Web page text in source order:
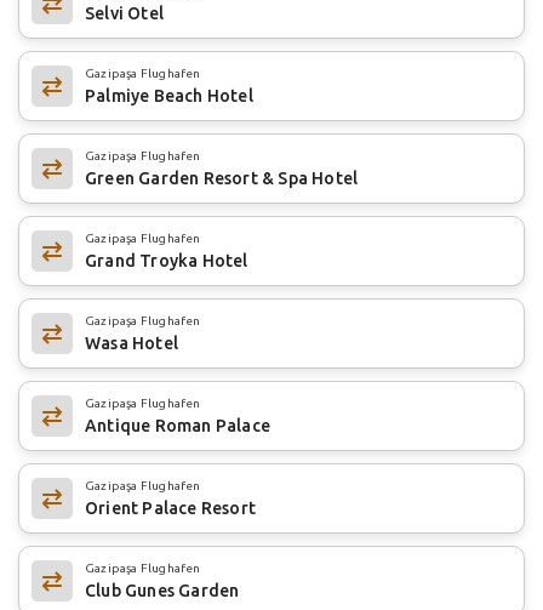
Selvi Otel
Gazipaşa Flughafen
Palmiye Beach Hotel
Gazipaşa Flughafen
Green Garden Resort & Spa Hotel
Gazipaşa Flughafen
Grand Troyka Hotel
Gazipaşa Flughafen
Wasa Hotel
Gazipaşa Flughafen
Antique Roman Palace
Gazipaşa Flughafen
Orient Palace Resort
Gazipaşa Flughafen
Club Gunes Garden